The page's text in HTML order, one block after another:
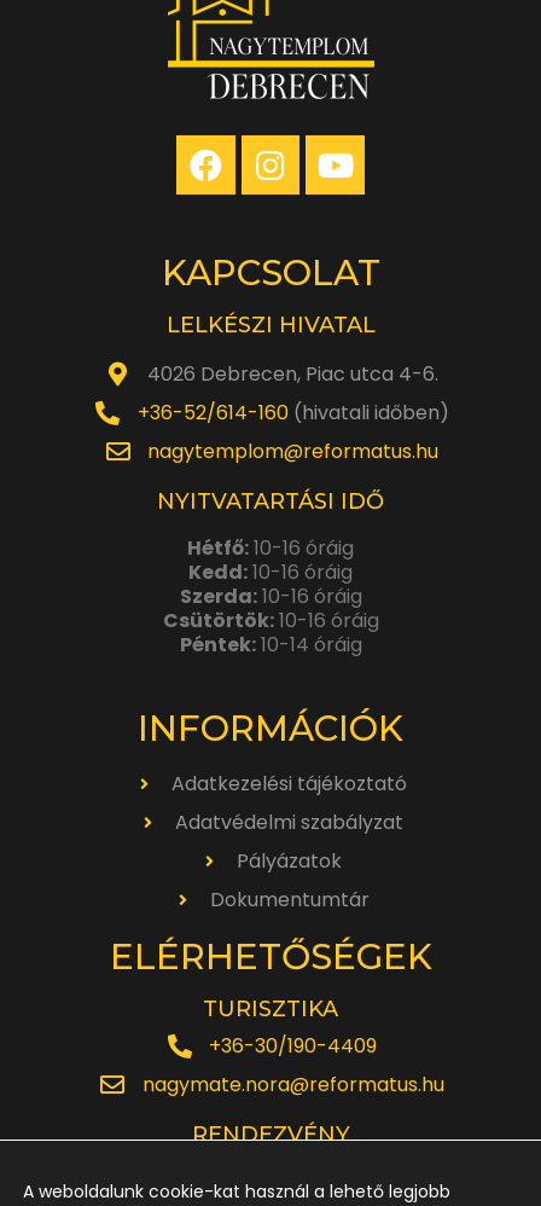
KAPCSOLAT
LELKÉSZI HIVATAL
4026 Debrecen, Piac utca 4-6.
+36-52/614-160(hivatali időben)
nagytemplom@reformatus.hu
NYITVATARTÁSI IDŐ
Hétfő:10-16 óráig
Kedd:10-16 óráig
Szerda:10-16 óráig
Csütörtök:10-16 óráig
Péntek:10-14 óráig
INFORMÁCIÓK
Adatkezelési tájékoztató
Adatvédelmi szabályzat
Pályázatok
Dokumentumtár
ELÉRHETŐSÉGEK
TURISZTIKA
+36-30/190-4409
nagymate.nora@reformatus.hu
RENDEZVÉNY
A weboldalunk cookie-kat használ a lehető legjobb